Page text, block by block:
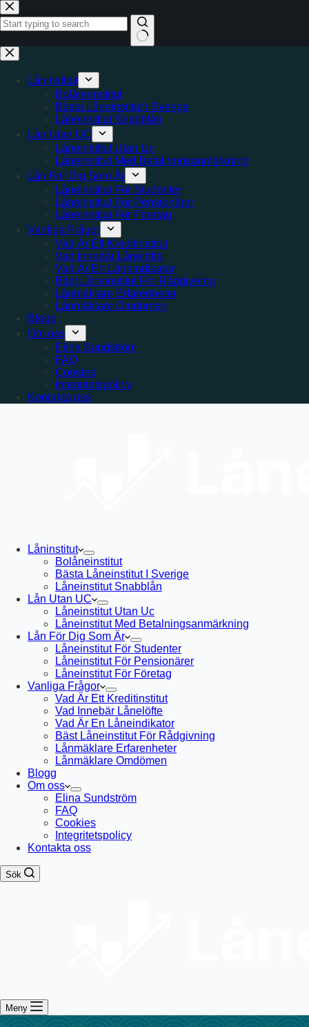
Hoppa
till
innehåll
Inga
resultat
Låninstitut
Bolåneinstitut
Bästa Låneinstitut I Sverige
Låneinstitut Snabblån
Lån Utan UC
Låneinstitut Utan Uc
Låneinstitut Med Betalningsanmärkning
Lån För Dig Som Är
Låneinstitut För Studenter
Låneinstitut För Pensionärer
Låneinstitut För Företag
Vanliga Frågor
Vad Är Ett Kreditinstitut
Vad Innebär Lånelöfte
Vad Är En Låneindikator
Bäst Låneinstitut För Rådgivning
Lånmäklare Erfarenheter
Lånmäklare Omdömen
Blogg
Om oss
Elina Sundström
FAQ
Cookies
Integritetspolicy
Kontakta oss
Låninstitut
Bolåneinstitut
Bästa Låneinstitut I Sverige
Låneinstitut Snabblån
Lån Utan UC
Låneinstitut Utan Uc
Låneinstitut Med Betalningsanmärkning
Lån För Dig Som Är
Låneinstitut För Studenter
Låneinstitut För Pensionärer
Låneinstitut För Företag
Vanliga Frågor
Vad Är Ett Kreditinstitut
Vad Innebär Lånelöfte
Vad Är En Låneindikator
Bäst Låneinstitut För Rådgivning
Lånmäklare Erfarenheter
Lånmäklare Omdömen
Blogg
Om oss
Elina Sundström
FAQ
Cookies
Integritetspolicy
Kontakta oss
Sök
Meny